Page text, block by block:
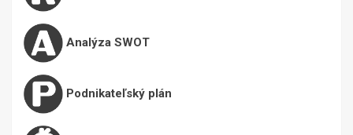
Analýza SWOT
Podnikateľský plán